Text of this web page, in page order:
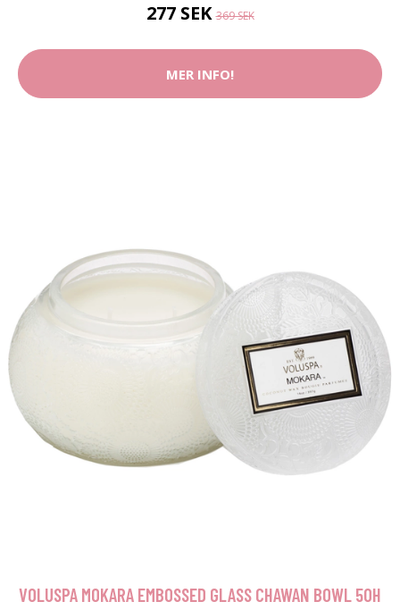
277 SEK369 SEK
MER INFO!
VOLUSPA MOKARA EMBOSSED GLASS CHAWAN BOWL 50H